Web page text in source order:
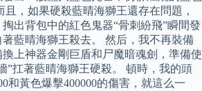
，如果硬殺藍晴海獅王還存在問題，
出背包中的紅色鬼器“骨刺紛飛”瞬間發
藍晴海獅王殺去。 然后，我不再裝備
上神器金剛巨盾和尸魔暗魂劍，準備使
”扛著藍晴海獅王硬殺。 頓時，我的頭
和黃色爆擊400000的傷害，就這么一